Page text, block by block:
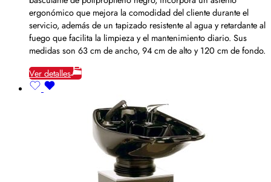
ergonómico que mejora la comodidad del cliente durante el
servicio, además de un tapizado resistente al agua y retardante al
fuego que facilita la limpieza y el mantenimiento diario. Sus
medidas son 63 cm de ancho, 94 cm de alto y 120 cm de fondo.
Ver detalles